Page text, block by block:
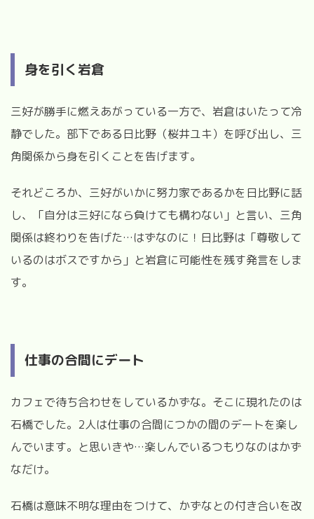
身を引く岩倉
三好が勝手に燃えあがっている一方で、岩倉はいたって冷
静でした。部下である日比野（桜井ユキ）を呼び出し、三
角関係から身を引くことを告げます。
それどころか、三好がいかに努力家であるかを日比野に話
し、「自分は三好になら負けても構わない」と言い、三角
関係は終わりを告げた…はずなのに！日比野は「尊敬して
いるのはボスですから」と岩倉に可能性を残す発言をしま
す。
仕事の合間にデート
カフェで待ち合わせをしているかずな。そこに現れたのは
石橋でした。 2人は仕事の合間につかの間のデートを楽し
んでいます。と思いきや…楽しんでいるつもりなのはかず
なだけ。
石橋は意味不明な理由をつけて、かずなとの付き合いを改